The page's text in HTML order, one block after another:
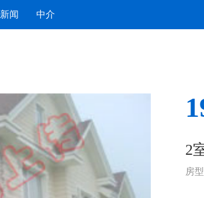
新闻 中介
2
房型